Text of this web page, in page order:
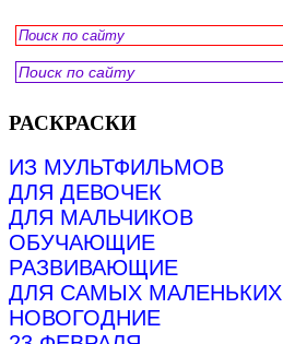
РАСКРАСКИ
ИЗ МУЛЬТФИЛЬМОВ
ДЛЯ ДЕВОЧЕК
ДЛЯ МАЛЬЧИКОВ
ОБУЧАЮЩИЕ
РАЗВИВАЮЩИЕ
ДЛЯ САМЫХ МАЛЕНЬКИХ
НОВОГОДНИЕ